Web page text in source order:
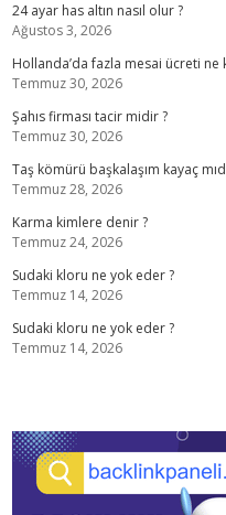
24 ayar has altın nasıl olur ?
Ağustos 3, 2026
Hollanda’da fazla mesai ücreti ne
Temmuz 30, 2026
Şahıs firması tacir midir ?
Temmuz 30, 2026
Taş kömürü başkalaşım kayaç
Temmuz 28, 2026
Karma kimlere denir ?
Temmuz 24, 2026
Sudaki kloru ne yok eder ?
Temmuz 14, 2026
Sudaki kloru ne yok eder ?
Temmuz 14, 2026